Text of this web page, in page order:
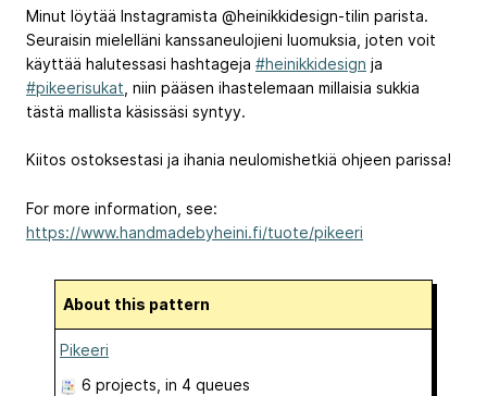
Minut löytää Instagramista @heinikkidesign-tilin parista.
Seuraisin mielelläni kanssaneulojieni luomuksia, joten voit
käyttää halutessasi hashtageja #heinikkidesign ja
#pikeerisukat , niin pääsen ihastelemaan millaisia sukkia
tästä mallista käsissäsi syntyy.
Kiitos ostoksestasi ja ihania neulomishetkiä ohjeen parissa!
For more information, see:
https://www.handmadebyheini.fi/tuote/pikeeri
About this pattern
Pikeeri
6 projects , in 4 queues